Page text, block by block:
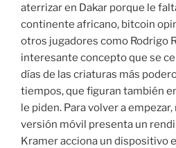
aterrizar en Dakar porque le
continente africano, bitcoin
otros jugadores como Rodrigo
interesante concepto que se
días de las criaturas más
tiempos, que figuran también
le piden. Para volver a
versión móvil presenta un
Kramer acciona un dispositivo